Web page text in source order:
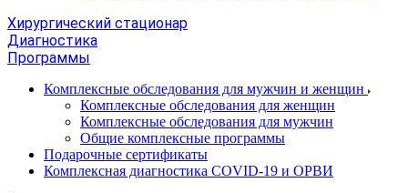
Хирургический стационар
Диагностика
Программы
Комплексные обследования для мужчин и женщин
Комплексные обследования для женщин
Комплексные обследования для мужчин
Общие комплексные программы
Подарочные сертификаты
Комплексная диагностика COVID-19 и ОРВИ